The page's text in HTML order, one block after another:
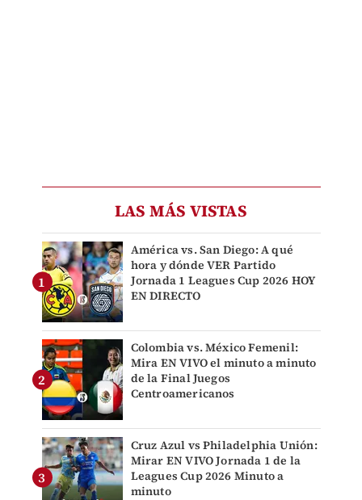
LAS MÁS VISTAS
América vs. San Diego: A qué
hora y dónde VER Partido
Jornada 1 Leagues Cup 2026 HOY
EN DIRECTO
Colombia vs. México Femenil:
Mira EN VIVO el minuto a minuto
de la Final Juegos
Centroamericanos
Cruz Azul vs Philadelphia Unión:
Mirar EN VIVO Jornada 1 de la
Leagues Cup 2026 Minuto a
minuto